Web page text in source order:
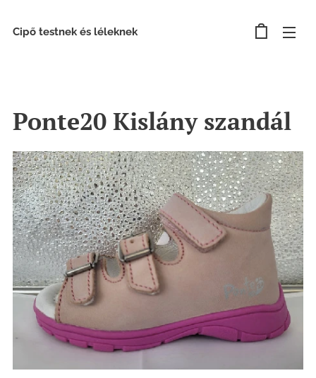
Cipő testnek és léleknek
Ponte20 Kislány szandál